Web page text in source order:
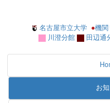
名古屋市立大学 ●機関
川澄分館
田辺通
お